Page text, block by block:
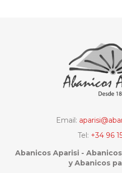
Email:
Tel: +34 96
Abanicos Aparisi -
y Abanicos